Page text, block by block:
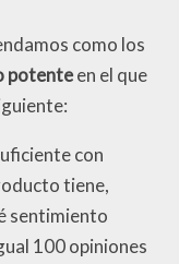
como los
potenteen el que
con
tiene,
sentimiento
100 opiniones